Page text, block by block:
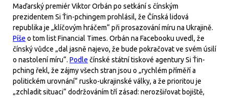
Maďarský premiér Viktor Orbán po setkání s čínským
prezidentem Si Ťin-pchingem prohlásil, že Čínská lidová
republika je „klíčovým hráčem“ při prosazování míru na Ukrajině.
Píše o tom list Financial Times. Orbán na Facebooku uvedl, že
čínský vůdce „dal jasně najevo, že bude pokračovat ve svém úsilí
o nastolení míru“. Podle čínské státní tiskové agentury Si Ťin-
pching řekl, že zájmy všech stran jsou o „rychlém příměří a
politickém urovnání“ rusko-ukrajinské války, a že prioritou je
„zchladit situaci“ dodržováním tří zásad: nerozšiřovat bojiště,